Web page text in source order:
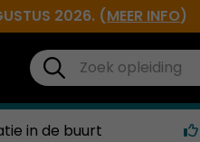
2026. (MEER INFO)
in de buurt